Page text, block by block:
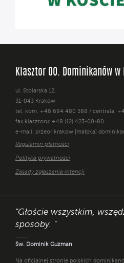
Klasztor OO. Dominikanów w
ul. Stolarska 12,
31-043 Kraków
tel. kom. +48 694 480 588 / centrala:
fax klasztoru: +48 (12) 423-00-80
e-mail: przeor.krakow [małpka]
Regulamin płatności
Polityka prywatności
Zasady zgłaszania intencji
"Głoście wszystkim,
sposoby. "
Św. Dominik Guzman
Na oficjalnej stronie polskich